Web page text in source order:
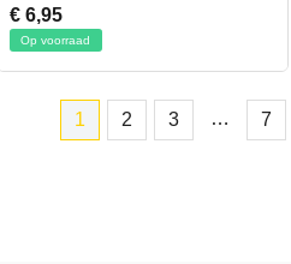
€ 6,95
Op voorraad
1 2 3 … 7